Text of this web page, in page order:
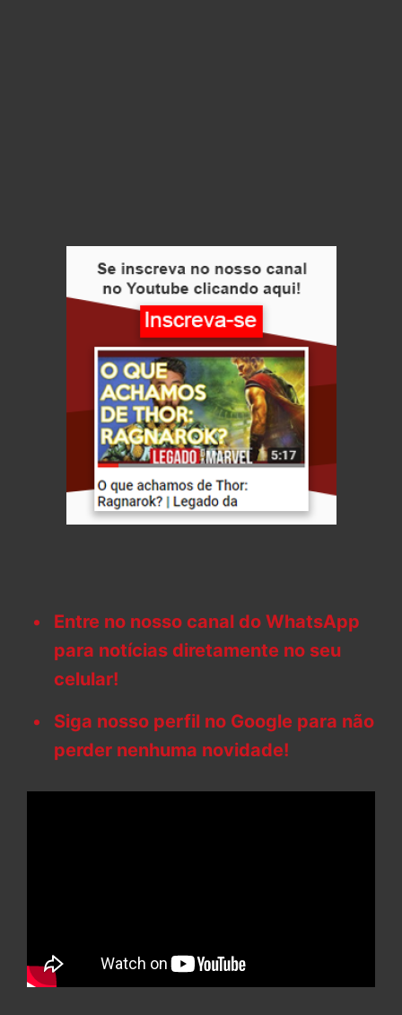
Entre no nosso canal do WhatsApp
para notícias diretamente no seu
celular!
Siga nosso perfil no Google para não
perder nenhuma novidade!